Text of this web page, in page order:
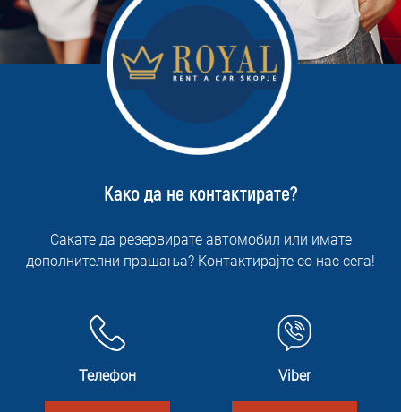
Како да не контактирате?
Сакате да резервирате автомобил или имате
дополнителни прашања? Контактирајте со нас сега!
Телефон Viber